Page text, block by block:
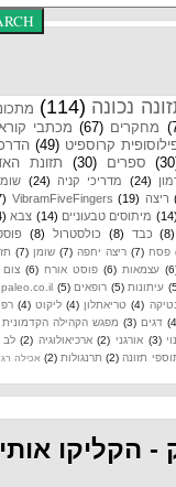
(114) מתכונים
מכתבי קוראים
(49) הדרכות
תזונת האדם
קניה (24)
שומנים
(17)
(14) צבא (14)
(8)
פוסטים
(7) שומן (7)
תזונת
אורח (6) צום (6)
(5)
paleo.co.il
(4)
(4) ליקוט (4) רפואה
הקדמונית
(3)
ארכיאולוגיה (2) לב (2)
(2) אכילה רגשית
אותי